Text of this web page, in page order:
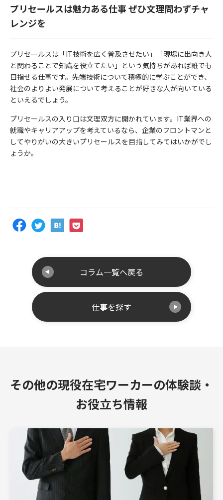
プリセールスは魅力ある仕事 ぜひ文理問わずチャ
レンジを
プリセールスは「IT技術を広く普及させたい」「現場に出向き人
と関わることで知識を役立てたい」という気持ちがあれば誰でも
目指せる仕事です。先端技術について積極的に学ぶことができ、
社会のよりよい発展について考えることが好きな人が向いている
といえるでしょう。
プリセールスの入り口は文理双方に開かれています。IT業界への
就職やキャリアアップを考えているなら、企業のフロントマンと
してやりがいの大きいプリセールスを目指してみてはいかがでし
ょうか。
コラム一覧へ戻る
仕事を探す
その他の現役在宅ワーカーの体験談・
お役立ち情報